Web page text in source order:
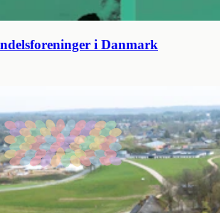
i Danmark